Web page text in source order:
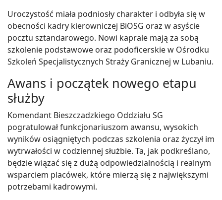
Uroczystość miała podniosły charakter i odbyła się w
obecności kadry kierowniczej BiOSG oraz w asyście
pocztu sztandarowego. Nowi kaprale mają za sobą
szkolenie podstawowe oraz podoficerskie w Ośrodku
Szkoleń Specjalistycznych Straży Granicznej w Lubaniu.
Awans i początek nowego etapu
służby
Komendant Bieszczadzkiego Oddziału SG
pogratulował funkcjonariuszom awansu, wysokich
wyników osiągniętych podczas szkolenia oraz życzył im
wytrwałości w codziennej służbie. Ta, jak podkreślano,
będzie wiązać się z dużą odpowiedzialnością i realnym
wsparciem placówek, które mierzą się z największymi
potrzebami kadrowymi.